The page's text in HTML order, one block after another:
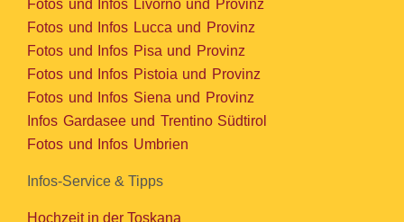
Fotos und Infos Livorno und Provinz
Fotos und Infos Lucca und Provinz
Fotos und Infos Pisa und Provinz
Fotos und Infos Pistoia und Provinz
Fotos und Infos Siena und Provinz
Infos Gardasee und Trentino Südtirol
Fotos und Infos Umbrien
Infos-Service & Tipps
Hochzeit in der Toskana